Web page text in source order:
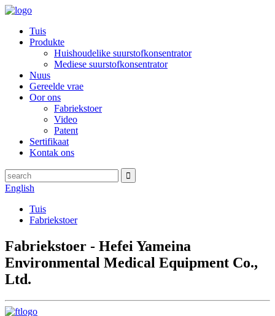
Tuis
Produkte
Huishoudelike suurstofkonsentrator
Mediese suurstofkonsentrator
Nuus
Gereelde vrae
Oor ons
Fabriekstoer
Video
Patent
Sertifikaat
Kontak ons
English
Tuis
Fabriekstoer
Fabriekstoer - Hefei Yameina
Environmental Medical Equipment Co.,
Ltd.